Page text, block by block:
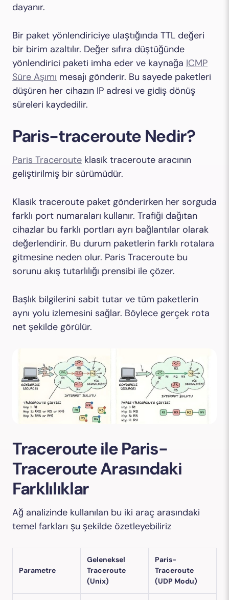
dayanır.
Bir paket yönlendiriciye ulaştığında TTL değeri
bir birim azaltılır. Değer sıfıra düştüğünde
yönlendirici paketi imha eder ve kaynağa ICMP
Süre Aşımı mesajı gönderir. Bu sayede paketleri
düşüren her cihazın IP adresi ve gidiş dönüş
süreleri kaydedilir.
Paris-traceroute Nedir?
Paris Traceroute klasik traceroute aracının
geliştirilmiş bir sürümüdür.
Klasik traceroute paket gönderirken her sorguda
farklı port numaraları kullanır. Trafiği dağıtan
cihazlar bu farklı portları ayrı bağlantılar olarak
değerlendirir. Bu durum paketlerin farklı rotalara
gitmesine neden olur. Paris Traceroute bu
sorunu akış tutarlılığı prensibi ile çözer.
Başlık bilgilerini sabit tutar ve tüm paketlerin
aynı yolu izlemesini sağlar. Böylece gerçek rota
net şekilde görülür.
Traceroute ile Paris-
Traceroute Arasındaki
Farklılıklar
Ağ analizinde kullanılan bu iki araç arasındaki
temel farkları şu şekilde özetleyebiliriz
Parametre
Geleneksel
Traceroute
(Unix)
Paris-
Traceroute
(UDP Modu)